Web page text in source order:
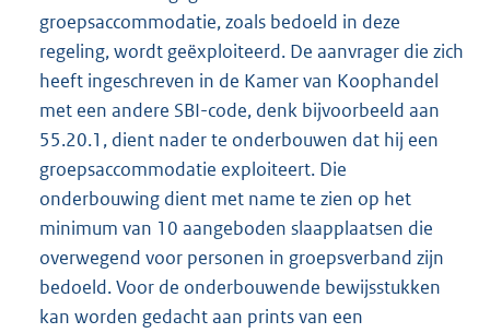
groepsaccommodatie, zoals bedoeld in deze
regeling, wordt geëxploiteerd. De aanvrager die zich
heeft ingeschreven in de Kamer van Koophandel
met een andere SBI-code, denk bijvoorbeeld aan
55.20.1, dient nader te onderbouwen dat hij een
groepsaccommodatie exploiteert. Die
onderbouwing dient met name te zien op het
minimum van 10 aangeboden slaapplaatsen die
overwegend voor personen in groepsverband zijn
bedoeld. Voor de onderbouwende bewijsstukken
kan worden gedacht aan prints van een